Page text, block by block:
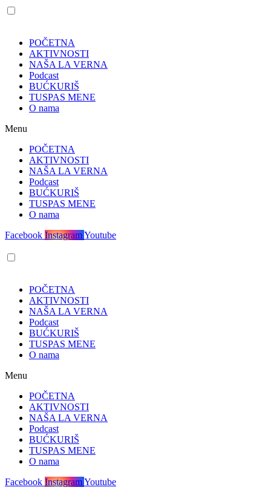
POČETNA
AKTIVNOSTI
NAŠA LA VERNA
Podcast
BUĆKURIŠ
TUSPAS MENE
O nama
Menu
POČETNA
AKTIVNOSTI
NAŠA LA VERNA
Podcast
BUĆKURIŠ
TUSPAS MENE
O nama
Facebook InstagramYoutube
POČETNA
AKTIVNOSTI
NAŠA LA VERNA
Podcast
BUĆKURIŠ
TUSPAS MENE
O nama
Menu
POČETNA
AKTIVNOSTI
NAŠA LA VERNA
Podcast
BUĆKURIŠ
TUSPAS MENE
O nama
Facebook InstagramYoutube